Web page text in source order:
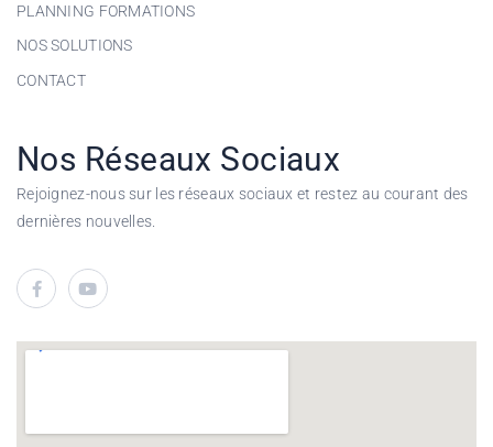
PLANNING FORMATIONS
NOS SOLUTIONS
CONTACT
Nos Réseaux Sociaux
Rejoignez-nous sur les réseaux sociaux et restez au courant des
dernières nouvelles.